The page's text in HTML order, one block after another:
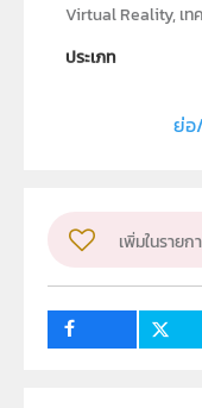
Virtual Reality, เท
ประเภท
สถาบันส่งเสริมการ
วิชา
กลุ่มเป้าหมาย
ย่อ
เพิ่มในรายก